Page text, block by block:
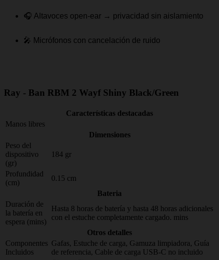
🎧 Altavoces open-ear → privacidad sin aislamiento
🎤 Micrófonos con cancelación de ruido
Ray - Ban RBM 2 Wayf Shiny Black/Green
Características destacadas
Manos libres
Dimensiones
Peso del
dispositivo
(gr)
184 gr
Profundidad
(cm)
0.15 cm
Bateria
Duración de
la batería en
espera (mins)
Hasta 8 horas de batería y hasta 48 horas adicionales
con el estuche completamente cargado. mins
Otros detalles
Componentes
Incluidos
Gafas, Estuche de carga, Gamuza limpiadora, Guía
de referencia, Cable de carga USB-C no incluido